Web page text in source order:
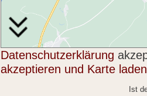
Datenschutzerklärung
akzeptieren und Karte laden
Ist